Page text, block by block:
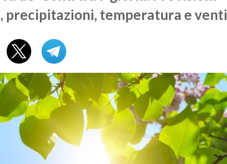
precipitazioni, temperatura e venti